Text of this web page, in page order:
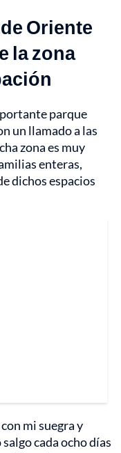
Oriente
la zona
parque
un llamado a las
zona es muy
enteras,
dichos espacios
mi suegra y
cada ocho días